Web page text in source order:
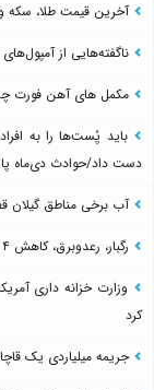
آخرین قیمت طلا، سکه و دلار امروز پنجشنبه
ناگفته‌هایی از آمپول‌های
مکمل های آهن فورت چه
باید پُست‌ها را به
دست داد/حوادث دی‌ماه
آب برخی مناطق گیلان
رگبار، رعدوبرق، کاهش ۴ درجه ای دمای گیلان و مواج شدن دریای کاسپین از پنجشنبه
وزارت خزانه داری
کرد
جریمه میلیاردی یک